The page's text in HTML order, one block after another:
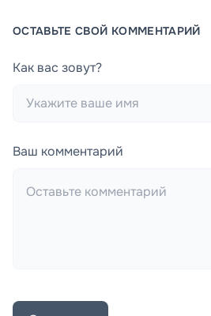
ОСТАВЬТЕ СВОЙ КОММЕНТАРИЙ
Как вас зовут?
Ваш комментарий